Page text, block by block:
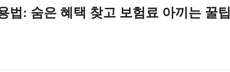
법: 숨은 혜택 찾고 보험료 아끼는 꿀팁